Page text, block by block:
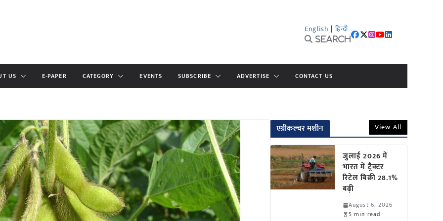
English | हिन्दी
Search
US E-PAPER CATEGORY EVENTS SUBSCRIBE ADVERTISE CONTACT US
एग्रीकल्चर मशीन View All
जुलाई 2026 में
भारत में ट्रैक्टर
रिटेल बिक्री 28.1%
बढ़ी
August 6, 2026
5 min read